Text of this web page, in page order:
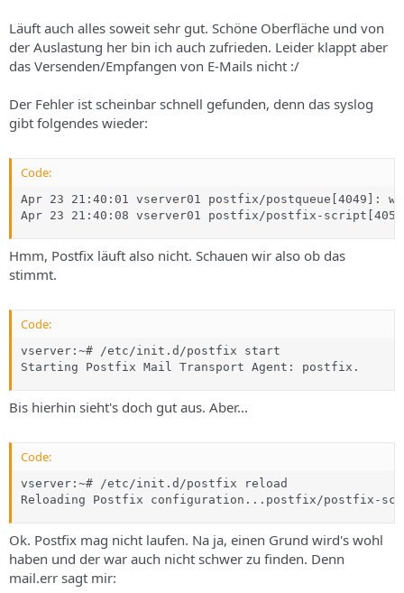
Läuft auch alles soweit sehr gut. Schöne Oberfläche und von
der Auslastung her bin ich auch zufrieden. Leider klappt aber
das Versenden/Empfangen von E-Mails nicht :/
Der Fehler ist scheinbar schnell gefunden, denn das syslog
gibt folgendes wieder:
Code:
Apr 23 21:40:01 vserver01 postfix/postqueue[4049]:
Apr 23 21:40:08 vserver01 postfix/postfix-
Hmm, Postfix läuft also nicht. Schauen wir also ob das
stimmt.
Code:
vserver:~# /etc/init.d/postfix start
Starting Postfix Mail Transport Agent: postfix.
Bis hierhin sieht's doch gut aus. Aber...
Code:
vserver:~# /etc/init.d/postfix reload
Reloading Postfix configuration...postfix/postfix-
Ok. Postfix mag nicht laufen. Na ja, einen Grund wird's wohl
haben und der war auch nicht schwer zu finden. Denn
mail.err sagt mir: